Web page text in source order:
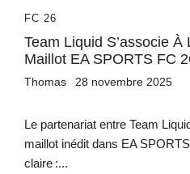
FC 26
Team Liquid S’associe À
Maillot EA SPORTS FC
Thomas 28 novembre 2025
Le partenariat entre Team
maillot inédit dans EA
claire :...